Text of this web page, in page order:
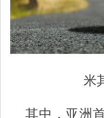
米
其中，亚洲首